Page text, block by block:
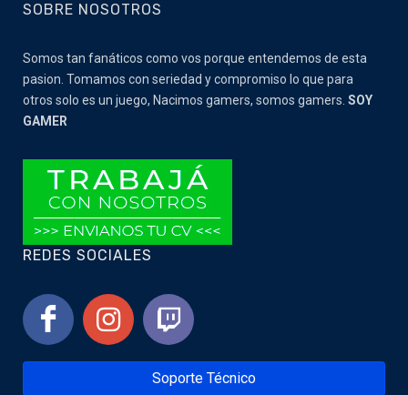
SOBRE NOSOTROS
Somos tan fanáticos como vos porque entendemos de esta
pasion. Tomamos con seriedad y compromiso lo que para
otros solo es un juego, Nacimos gamers, somos gamers. SOY
GAMER
REDES SOCIALES
Soporte Técnico